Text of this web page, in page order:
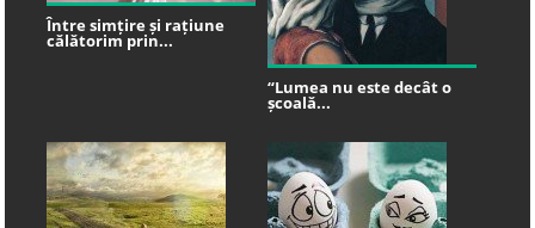
Între simțire și rațiune
călătorim prin...
“Lumea nu este decât o
școală...